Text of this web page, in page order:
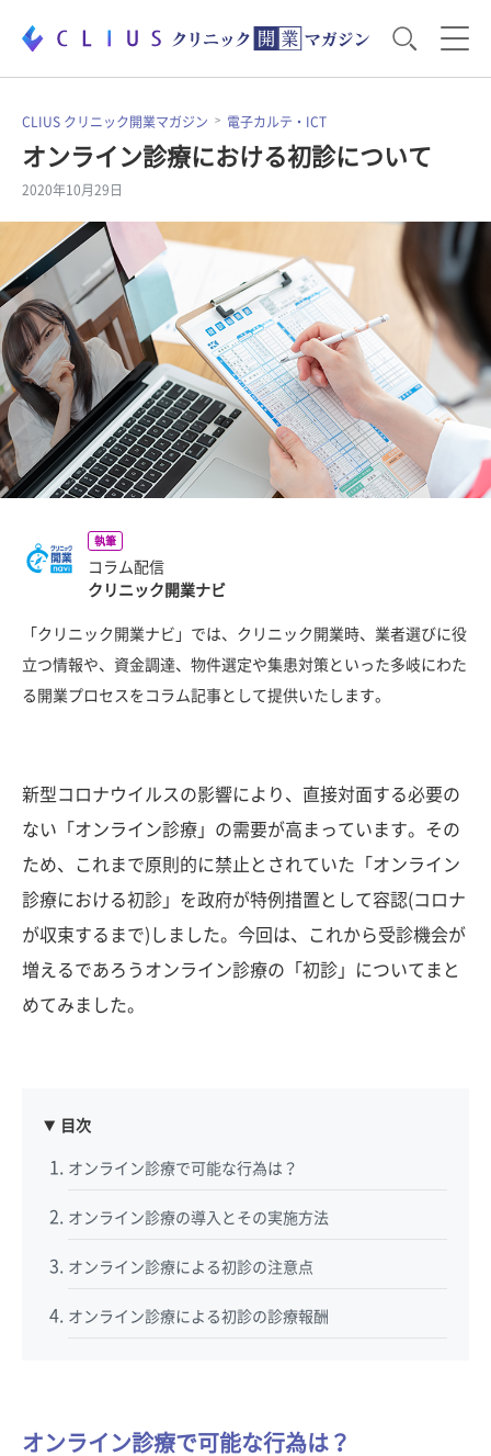
お役立ち資料 運営・経営のポイント
開業医のリアル
電子カルテ・ICT 医療機器・事務機器
集患のコツ セミナー
CLIUS クリニック開業マガジン 電子カルテ・ICT
オンライン診療における初診について
2020年10月29日
執筆
コラム配信
クリニック開業ナビ
「クリニック開業ナビ」では、クリニック開業時、業者選びに役
立つ情報や、資金調達、物件選定や集患対策といった多岐にわた
る開業プロセスをコラム記事として提供いたします。
新型コロナウイルスの影響により、直接対面する必要の
ない「オンライン診療」の需要が高まっています。その
ため、これまで原則的に禁止とされていた「オンライン
診療における初診」を政府が特例措置として容認(コロナ
が収束するまで)しました。今回は、これから受診機会が
増えるであろうオンライン診療の「初診」についてまと
めてみました。
目次
オンライン診療で可能な行為は？
オンライン診療の導入とその実施方法
オンライン診療による初診の注意点
オンライン診療による初診の診療報酬
オンライン診療で可能な行為は？